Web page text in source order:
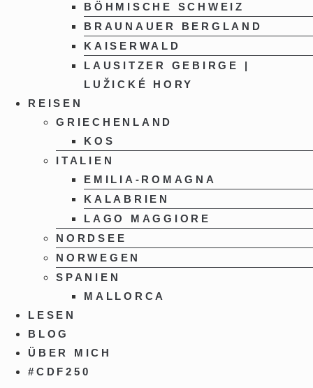
BÖHMISCHE SCHWEIZ
BRAUNAUER BERGLAND
KAISERWALD
LAUSITZER GEBIRGE |
LUŽICKÉ HORY
REISEN
GRIECHENLAND
KOS
ITALIEN
EMILIA-ROMAGNA
KALABRIEN
LAGO MAGGIORE
NORDSEE
NORWEGEN
SPANIEN
MALLORCA
LESEN
BLOG
ÜBER MICH
#CDF250